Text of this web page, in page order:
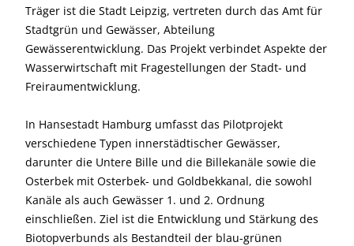
Träger ist die Stadt Leipzig, vertreten durch das Amt für
Stadtgrün und Gewässer, Abteilung
Gewässerentwicklung. Das Projekt verbindet Aspekte der
Wasserwirtschaft mit Fragestellungen der Stadt- und
Freiraumentwicklung.
In Hansestadt Hamburg umfasst das Pilotprojekt
verschiedene Typen innerstädtischer Gewässer,
darunter die Untere Bille und die Billekanäle sowie die
Osterbek mit Osterbek- und Goldbekkanal, die sowohl
Kanäle als auch Gewässer 1. und 2. Ordnung
einschließen. Ziel ist die Entwicklung und Stärkung des
Biotopverbunds als Bestandteil der blau-grünen